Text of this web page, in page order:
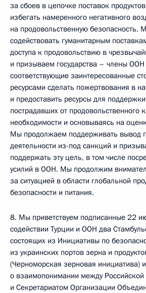
за сбоев в цепочке поставок
избегать намеренного негативного
на продовольственную безопасность.
содействовать гуманитарным
доступа к продовольствию в
и призываем государства – члены ООН
соответствующие заинтересованные
ресурсами сделать пожертвования в
и предоставить ресурсы для
пострадавших от продовольственного
необходимости и основываясь на
Мы продолжаем поддерживать вывод
деятельности из-под санкций и
поддержать эту цель, в том числе
усилий в ООН. Мы продолжим
за ситуацией в области глобальной
безопасности и питания.
8. Мы приветствуем подписанные 22
содействии Турции и ООН два
состоящих из Инициативы по
из украинских портов зерна и
(Черноморская зерновая инициатива)
о взаимопонимании между
и Секретариатом Организации